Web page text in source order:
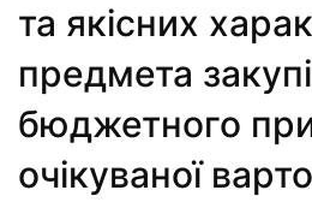
та якісних
предмета
бюджетного
очікуваної